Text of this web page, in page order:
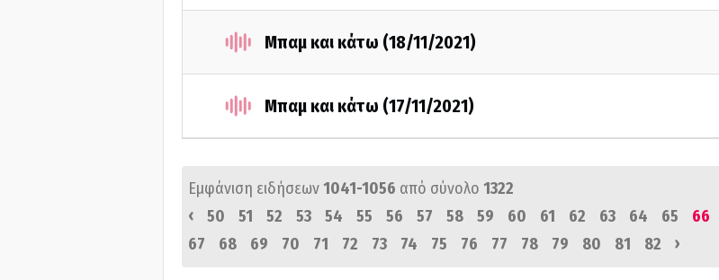
Μπαμ και κάτω (18/11/2021)
Μπαμ και κάτω (17/11/2021)
Εμφάνιση ειδήσεων1041-1056 από σύνολο 1322
‹
50 51 52 53 54 55 56 57 58 59 60 61 62 63 64 65
66
67
68 69 70 71 72 73 74 75 76 77 78 79 80 81 82 ›